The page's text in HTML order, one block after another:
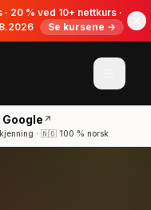
20 % ved 10+ nettkurs ·
Se kursene →
↗
· 🇳🇴 100 % norsk